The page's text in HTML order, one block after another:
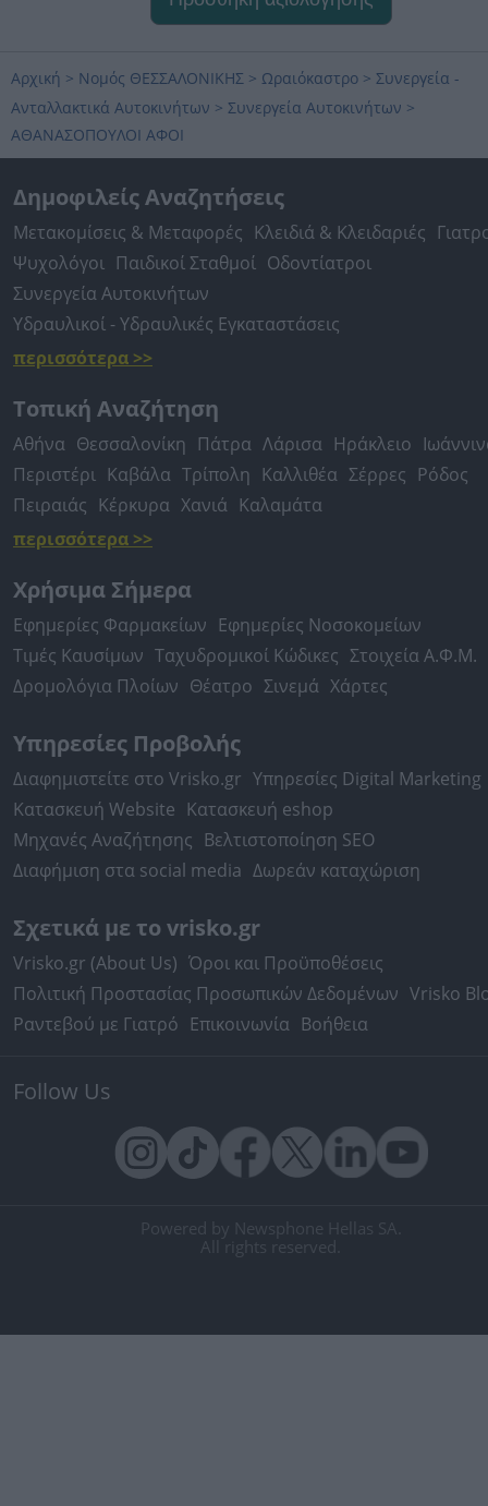
Αρχική > Νομός ΘΕΣΣΑΛΟΝΙΚΗΣ > Ωραιόκαστρο > Συνεργεία -
Ανταλλακτικά Αυτοκινήτων > Συνεργεία Αυτοκινήτων >
ΑΘΑΝΑΣΟΠΟΥΛΟΙ ΑΦΟΙ
Δημοφιλείς Αναζητήσεις
Μετακομίσεις & Μεταφορές Κλειδιά & Κλειδαριές
Ψυχολόγοι Παιδικοί Σταθμοί Οδοντίατροι
Συνεργεία Αυτοκινήτων
Υδραυλικοί - Υδραυλικές Εγκαταστάσεις
περισσότερα >>
Τοπική Αναζήτηση
Αθήνα Θεσσαλονίκη Πάτρα Λάρισα Ηράκλειο
Περιστέρι Καβάλα Τρίπολη Καλλιθέα Σέρρες Ρόδος
Πειραιάς Κέρκυρα Χανιά Καλαμάτα
περισσότερα >>
Χρήσιμα Σήμερα
Εφημερίες Φαρμακείων Εφημερίες Νοσοκομείων
Τιμές Καυσίμων Ταχυδρομικοί Κώδικες Στοιχεία Α.Φ.Μ.
Δρομολόγια Πλοίων Θέατρο Σινεμά Χάρτες
Υπηρεσίες Προβολής
Διαφημιστείτε στο Vrisko.gr Υπηρεσίες Digital Marketing
Κατασκευή Website Κατασκευή eshop
Μηχανές Αναζήτησης Βελτιστοποίηση SEO
Διαφήμιση στα social media Δωρεάν καταχώριση
Σχετικά με το vrisko.gr
Vrisko.gr (About Us) Όροι και Προϋποθέσεις
Πολιτική Προστασίας Προσωπικών Δεδομένων Vrisko
Ραντεβού με Γιατρό Επικοινωνία Βοήθεια
Follow Us
Powered by Newsphone Hellas SA.
All rights reserved.